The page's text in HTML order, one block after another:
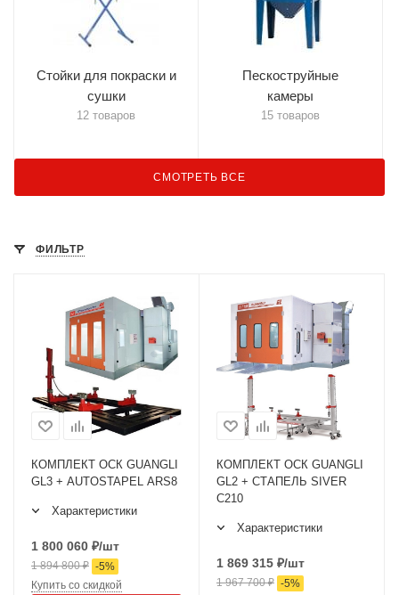
Стойки для покраски и
сушки
12 товаров
Пескоструйные
камеры
15 товаров
СМОТРЕТЬ ВСЕ
ФИЛЬТР
КОМПЛЕКТ ОСК GUANGLI
GL3 + AUTOSTAPEL ARS8
Характеристики
1 800 060 ₽/шт
1 894 800₽ -5%
Купить со скидкой
КОМПЛЕКТ ОСК GUANGLI
GL2 + СТАПЕЛЬ SIVER
C210
Характеристики
1 869 315 ₽/шт
1 967 700₽ -5%